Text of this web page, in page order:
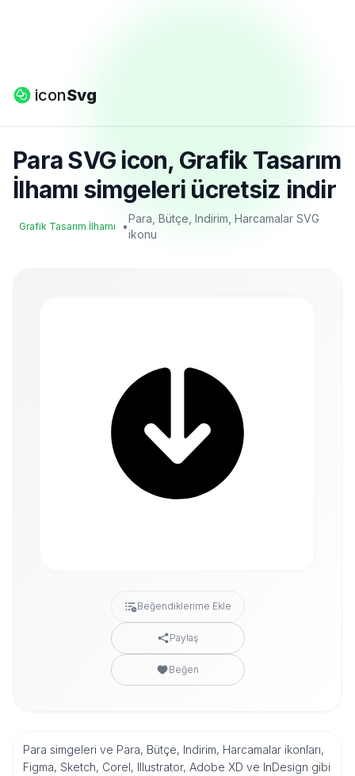
iconSvg
Para SVG icon, Grafik Tasarım
İlhamı simgeleri ücretsiz indir
Grafik Tasarım İlhamı •
Para, Bütçe, Indirim, Harcamalar SVG
ikonu
Beğendiklerime Ekle
Paylaş
Beğen
Para simgeleri ve Para, Bütçe, Indirim, Harcamalar ikonları,
Figma, Sketch, Corel, Illustrator, Adobe XD ve InDesign gibi